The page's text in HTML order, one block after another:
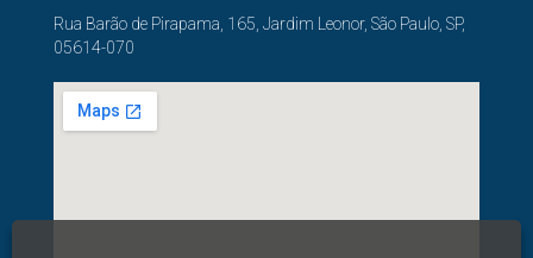
Rua Barão de Pirapama, 165, Jardim Leonor, São Paulo, SP,
05614-070